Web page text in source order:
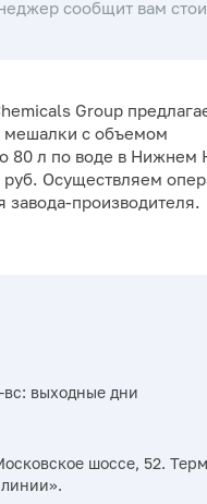
сообщит вам
Group
мешалки с объемом
80 л по воде в Нижнем
руб. Осуществляем
завода-производителя.
выходные дни
шоссе, 52.